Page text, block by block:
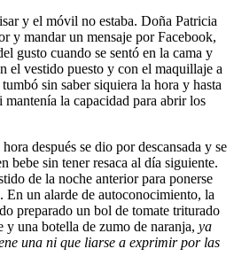
y el móvil no estaba. Doña Patricia
y mandar un mensaje por Facebook,
gusto cuando se sentó en la cama y
el vestido puesto y con el maquillaje a
sin saber siquiera la hora y hasta
mantenía la capacidad para abrir los
después se dio por descansada y se
bebe sin tener resaca al día siguiente.
de la noche anterior para ponerse
En un alarde de autoconocimiento, la
preparado un bol de tomate triturado
y una botella de zumo de naranja, ya
una ni que liarse a exprimir por las